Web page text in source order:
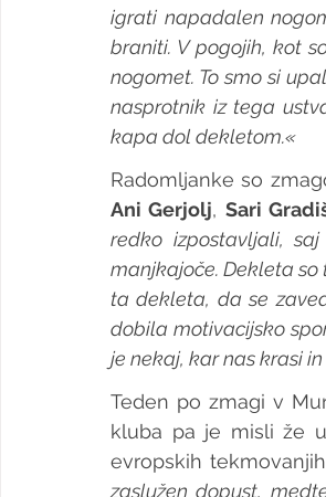
igrati napadalen
braniti. V pogojih, kot
nogomet. To smo si
nasprotnik iz tega
kapa dol dekletom.«
Ani Gerjolj, Sari
redko izpostavljali,
manjkajoče. Dekleta so
ta dekleta, da se
dobila motivacijsko
je nekaj, kar nas krasi
Teden po zmagi v
kluba pa je misli že
evropskih
zaslužen dopust,